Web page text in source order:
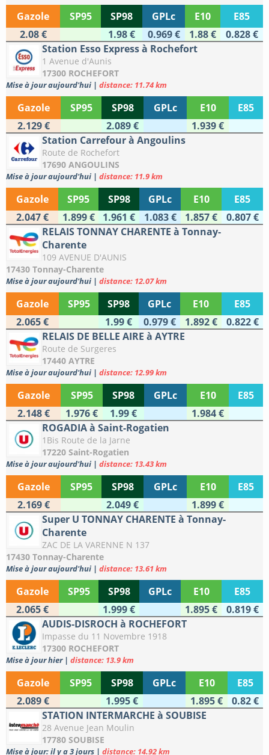
Gazole SP95 SP98 GPLc E10
E85
2.08 €
1.98 € 0.969 € 1.88 €
0.828 €
Station Esso Express à Rochefort
1 Avenue d'Aunis
17300 ROCHEFORT
Mise à jour aujourd'hui | distance: 11.74 km
Gazole SP95 SP98 GPLc E10
E85
2.129 €
2.089 €
1.939 €
Station Carrefour à Angoulins
Route de Rochefort
17690 ANGOULINS
Mise à jour aujourd'hui | distance: 11.9 km
Gazole SP95 SP98 GPLc E10
E85
2.047 €
1.899 € 1.961 € 1.083 € 1.857 €
0.807 €
RELAIS TONNAY CHARENTE à Tonnay-
Charente
109 AVENUE D'AUNIS
17430 Tonnay-Charente
Mise à jour aujourd'hui | distance: 12.07 km
Gazole SP95 SP98 GPLc E10
E85
2.065 €
1.99 € 0.979 € 1.892 €
0.822 €
RELAIS DE BELLE AIRE à AYTRE
Route de Surgeres
17440 AYTRE
Mise à jour aujourd'hui | distance: 12.99 km
Gazole SP95 SP98 GPLc E10
E85
2.148 €
1.976 € 1.99 €
1.984 €
ROGADIA à Saint-Rogatien
1Bis Route de la Jarne
17220 Saint-Rogatien
Mise à jour aujourd'hui | distance: 13.43 km
Gazole SP95 SP98 GPLc E10
E85
2.169 €
2.049 €
1.899 €
Super U TONNAY CHARENTE à Tonnay-
Charente
ZAC DE LA VARENNE N 137
17430 Tonnay-Charente
Mise à jour aujourd'hui | distance: 13.61 km
Gazole SP95 SP98 GPLc E10
E85
2.065 €
1.999 € 1.895 €
0.819 €
AUDIS-DISROCH à ROCHEFORT
Impasse du 11 Novembre 1918
17300 ROCHEFORT
Mise à jour hier | distance: 13.9 km
Gazole SP95 SP98 GPLc E10
E85
2.089 €
1.995 € 1.895 €
0.82 €
STATION INTERMARCHE à SOUBISE
28 Avenue Jean Moulin
17780 SOUBISE
Mise à jour: il y a 3 jours | distance: 14.92 km